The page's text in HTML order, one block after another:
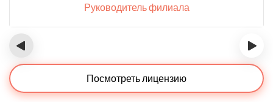
Руководитель филиала
‹ ›
Посмотреть лицензию